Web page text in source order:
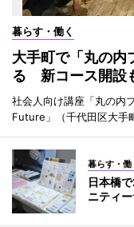
暮らす・働く
大手町で「丸の内
る 新コース開設
社会人向け講座「丸の内
Future」（千代田区大手
暮らす・働
日本橋
ニティ